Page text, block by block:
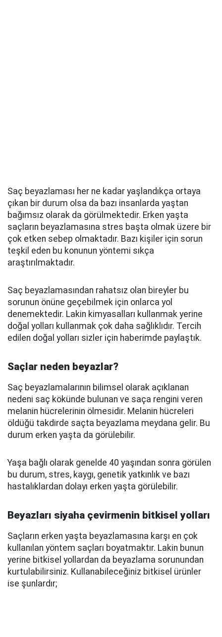
Saç beyazlaması her ne kadar yaşlandıkça ortaya
çıkan bir durum olsa da bazı insanlarda yaştan
bağımsız olarak da görülmektedir. Erken yaşta
saçların beyazlamasına stres başta olmak üzere bir
çok etken sebep olmaktadır. Bazı kişiler için sorun
teşkil eden bu konunun yöntemi sıkça
araştırılmaktadır.
Saç beyazlamasından rahatsız olan bireyler bu
sorunun önüne geçebilmek için onlarca yol
denemektedir. Lakin kimyasalları kullanmak yerine
doğal yolları kullanmak çok daha sağlıklıdır. Tercih
edilen doğal yolları sizler için haberimde paylaştık.
Saçlar neden beyazlar?
Saç beyazlamalarının bilimsel olarak açıklanan
nedeni saç kökünde bulunan ve saça rengini veren
melanin hücrelerinin ölmesidir. Melanin hücreleri
öldüğü takdirde saçta beyazlama meydana gelir. Bu
durum erken yaşta da görülebilir.
Yaşa bağlı olarak genelde 40 yaşından sonra görülen
bu durum, stres, kaygı, genetik yatkınlık ve bazı
hastalıklardan dolayı erken yaşta görülebilir.
Beyazları siyaha çevirmenin bitkisel yolları
Saçların erken yaşta beyazlamasına karşı en çok
kullanılan yöntem saçları boyatmaktır. Lakin bunun
yerine bitkisel yollardan da beyazlama sorunundan
kurtulabilirsiniz. Kullanabileceğiniz bitkisel ürünler
ise şunlardır;